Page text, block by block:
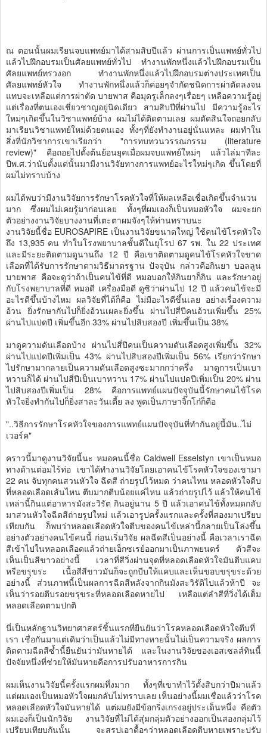
ณ ตอนนั้นผมเรียนจบแพทย์มาได้สามสิบปีแล้ว ผ่านการเป็นแพทย์ทั่วไป
แล้วไปฝึกอบรมเป็นศัลยแพทย์ทั่วไป ทำงานพักหนึ่งแล้วไปฝึกอบรมเป็น
ศัลยแพทย์ทรวงอก ทำงานพักหนึ่งแล้วไปฝึกอบรมต่างประเทศเป็น
ศัลยแพทย์หัวใจ ทำงานพักหนึ่งแล้วก็ค่อยๆจำกัดชนิดการผ่าตัดลงจน
แทบจะเหลือแต่การผ่าตัด บายพาส คือมุดรูเล็กลงๆเรื่อยๆ เหลือความรู้อยู่
แต่เรื่องที่ตนเองเชี่ยวชาญอยู่นิดเดียว สามสิบปีที่ผ่านไป มีความรู้อะไร
ใหม่ๆเกิดขึ้นในวิชาแพทย์บ้าง ผมไม่ได้ติดตามเลย ผมตัดสินใจถอยกลับ
มาเรียนวิชาแพทย์ใหม่ด้วยตนเอง ทั้งๆที่ยังทำงานอยู่นั่นแหละ ผมทำใน
สิ่งที่นักวิชาการเขาเรียกว่า "การทบทวนวรรณกรรม (literature
review)" คือถอยไปตั้งต้นย้อนยุคเมื่อผมจบแพทย์ใหม่ๆ แล้วไล่มาทีละ
ปีพ.ศ.ว่านับตั้งแต่นั้นมามีงานวิจัยทางการแพทย์อะไรใหม่ๆเกิด ขึ้นโดยที่
ผมไม่ทราบบ้าง
ผมได้พบว่ามีงานวิจัยการรักษาโรคหัวใจที่ให้ผลเหลือเชื่อเกิดขึ้นจำนวน
มาก ซึ่งผมไม่เคยรู้มาก่อนเลย ทั้งๆที่ผมเองก็เป็นหมอหัวใจ ผมจะยก
ตัวอย่างงานวิจัยบางงานที่เตะตาผมจังๆให้ท่านทราบนะ
งานวิจัยนี้ชื่อ EUROSAPIRE เป็นงานวิจัยขนาดใหญ่ ใช้คนไข้โรคหัวใจ
ถึง 13,935 คน ทำในโรงพยาบาลชั้นดีในยุโรป 67 รพ. ใน 22 ประเทศ
และมีระยะติดตามดูนานถึง 12 ปี คือเขาติดตามดูคนไข้โรคหัวใจขาด
เลือดที่ได้รับการรักษาตามวิธีมาตรฐาน ปัจจุบัน กล่าวคือกินยา บอลลูน
บายพาส คือจะดูว่าถ้าเป็นคนไข้ที่ดี หมอบอกให้กินยาก็กิน และรักษาอยู่
กับโรงพยาบาลที่ดี หมอดี เครื่องมือดี ดูซิว่าผ่านไป 12 ปี แล้วคนไข้จะมี
อะไรดีขึ้นบ้างไหม ผลวิจัยที่ได้ก็คือ ไม่มีอะไรดีขึ้นเลย อย่างเรื่องความ
อ้วน ยิ่งรักษากันไปก็ยิ่งอ้วนเผละยิ่งขึ้น ผ่านไปสี่ปีคนอ้วนเพิ่มขึ้น 25%
ผ่านไปแปดปี เพิ่มขึ้นอีก 33% ผ่านไปสิบสองปี เพิ่มขึ้นเป็น 38%
มาดูความดันเลือดบ้าง ผ่านไปสี่ปีคนเป็นความดันเลือดสูงเพิ่มขึ้น 32%
ผ่านไปแปดปีเพิ่มเป็น 43% ผ่านไปสิบสองปีเพิ่มเป็น 56% เรียกว่ารักษา
ไปรักษามากลายเป็นความดันเลือดสูงซะมากกว่าครึ่ง มาดูการเป็นเบา
หวานก็ได้ ผ่านไปสี่ปีเป็นเบาหวาน 17% ผ่านไปแปดปีเพิ่มเป็น 20% ผ่าน
ไปสิบสองปีเพิ่มเป็น 28% คือการแพทย์แผนปัจจุบันนี้รักษาคนไข้โรค
หัวใจยิ่งทำกันไปก็ยิ่งสาละวันเตี้ย ลง พูดเป็นภาษาจิ๊กโก๋ก็คือ
"..วิธีการรักษาโรคหัวใจของการแพทย์แผนปัจจุบันที่ทำกันอยู่นี้มัน..ไม่
เวอร์ค"
คราวนี้มาดูงานวิจัยนี้นะ หมอคนนี้ชื่อ Caldwell Esselstyn เขาเป็นหมอ
ทางด้านต่อมไร้ท่อ เขาได้ทำงานวิจัยโดยเอาคนไข้โรคหัวใจของเขามา
22 คน จับทุกคนสวนหัวใจ ฉีดสี ถ่ายรูปไว้หมด ว่าคนไหน หลอดหัวใจตีบ
ที่หลอดเลือดเส้นไหน ตีบมากตีบน้อยแค่ไหน แล้วถ่ายรูปไว้ แล้วให้คนไข้
เหล่านี้กินแต่อาหารมังสะวิรัต กินอยู่นาน 5 ปี แล้วเอาคนไข้ทั้งหมดกลับ
มาสวนหัวใจฉีดสีถ่ายรูปใหม่ แล้วเอารูปครั้งแรกและครั้งที่สองมาเปรียบ
เทียบกัน ก็พบว่าหลอดเลือดหัวใจตีบของคนไข้เหล่านี้กลายเป็นโล่งขึ้น
อย่างตัวอย่างคนไข้คนนี้ ก่อนเริ่มวิจัย ผลฉีดสีเป็นอย่างนี้ คือเวลาเราฉีด
สีเข้าไปในหลอดเลือดแล้วถ่ายเอ็กซเรย์ออกมาเป็นภาพยนตร์ ตัวสีจะ
เห็นเป็นสีขาวอย่างนี้ เวลาที่สีวิ่งผ่านจุดที่หลอดเลือดหัวใจมันตีบแคบ
หรือขรุขระ เนื้อสีสีขาวมันก็จะถูกบีบให้แคบและเห็นขอบขรุขระด้วย
อย่างนี้ ส่วนภาพนี้เป็นผลการฉีดสีหลังจากกินมังสะวิรัติไปแล้วห้าปี จะ
เห็นว่ารอยตีบรอยขรุขระที่หลอดเลือดหายไป เหลือแต่ลำสีที่วิ่งได้เต็ม
หลอดเลือดตามปกติ
นี่เป็นหลักฐานวิทยาศาสตร์ชิ้นแรกที่ยืนยันว่าโรคหลอดเลือดหัวใจตีบที่
เรา เชื่อกันมาแต่เดิมว่าเป็นแล้วไม่มีทางหายนั้นไม่เป็นความจริง ผลการ
ติดตามฉีดสีซ้ำนี้ยืนยันว่ามันหายได้ และในงานวิจัยของเอสเซลส์ทินนี้
ปัจจัยหนึ่งที่ช่วยให้มันหายคือการปรับอาหารการกิน
ผมเห็นงานวิจัยนี้ครั้งแรกผมทึ่งมาก ทั้งๆที่เขาทำไว้ตั้งสิบกว่าปีมาแล้ว
แต่ผมเองเป็นหมอหัวใจผมกลับไม่ทราบเลย เห็นอย่างนี้ผมเชื่อแล้วว่าโรค
หลอดเลือดหัวใจมันหายได้ แต่ผมยังมีข้อกริ่งเกรงอยู่ประเด็นหนึ่ง คือตัว
ผมเองก็เป็นนักวิจัย งานวิจัยที่ไม่ได้สุ่มกลุ่มตัวอย่างออกเป็นสองกลุ่มไว้
เปรียบเทียบกันนั้น จะสรุปเอาดื้อๆว่าหลอดเลือดตีบหายเพราะปรับ